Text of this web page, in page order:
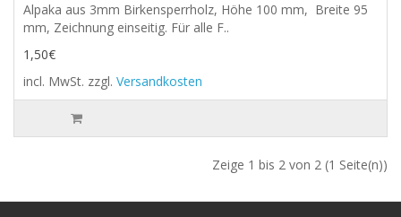
Alpaka aus 3mm Birkensperrholz, Höhe 100 mm, Breite 95
mm, Zeichnung einseitig. Für alle F..
1,50€
incl. MwSt. zzgl. Versandkosten
Zeige 1 bis 2 von 2 (1 Seite(n))